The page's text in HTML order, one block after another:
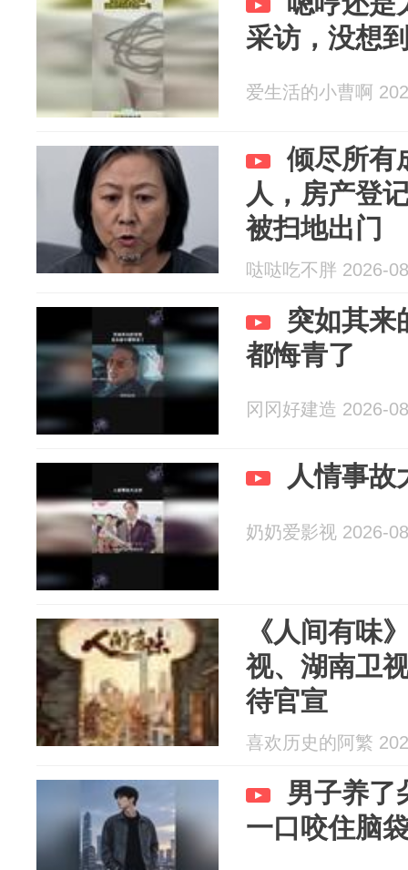
采访，没想
爱生活的小曹啊
倾尽所有
人，房产登
被扫地出门
哒哒吃不胖 2026-
突如其来
都悔青了
冈冈好建造 2026-
人情事故
奶奶爱影视 2026-
《人间有味
视、湖南卫
待官宣
喜欢历史的阿繁
男子养了
一口咬住脑